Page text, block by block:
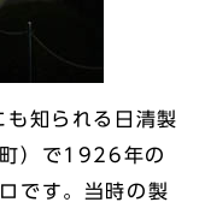
知られる日清製
）で1926年の
です。当時の製